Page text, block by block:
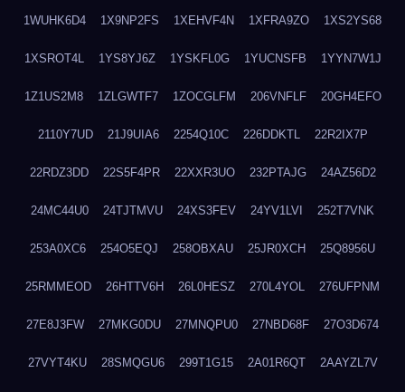
1WUHK6D4 1X9NP2FS 1XEHVF4N 1XFRA9ZO 1XS2YS68
1XSROT4L 1YS8YJ6Z 1YSKFL0G 1YUCNSFB 1YYN7W1J
1Z1US2M8 1ZLGWTF7 1ZOCGLFM 206VNFLF 20GH4EFO
2110Y7UD 21J9UIA6 2254Q10C 226DDKTL 22R2IX7P
22RDZ3DD 22S5F4PR 22XXR3UO 232PTAJG 24AZ56D2
24MC44U0 24TJTMVU 24XS3FEV 24YV1LVI 252T7VNK
253A0XC6 254O5EQJ 258OBXAU 25JR0XCH 25Q8956U
25RMMEOD 26HTTV6H 26L0HESZ 270L4YOL 276UFPNM
27E8J3FW 27MKG0DU 27MNQPU0 27NBD68F 27O3D674
27VYT4KU 28SMQGU6 299T1G15 2A01R6QT 2AAYZL7V